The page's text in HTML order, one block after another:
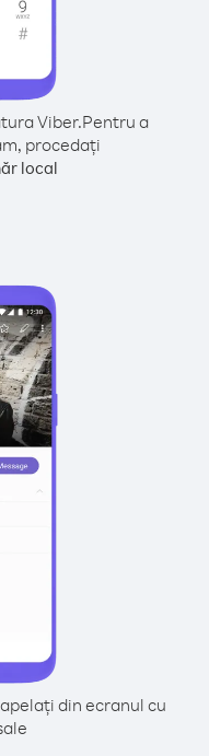
Viber.Pentru a
procedați
local
din ecranul cu